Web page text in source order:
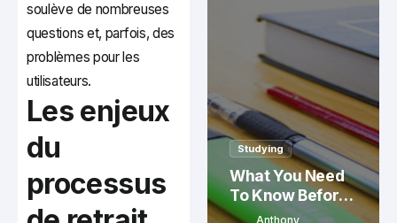
soulève de nombreuses
questions et, parfois, des
problèmes pour les
utilisateurs.
Les enjeux
du
processus
Studying
What You Need
To Know Before
Studying In
Anthony